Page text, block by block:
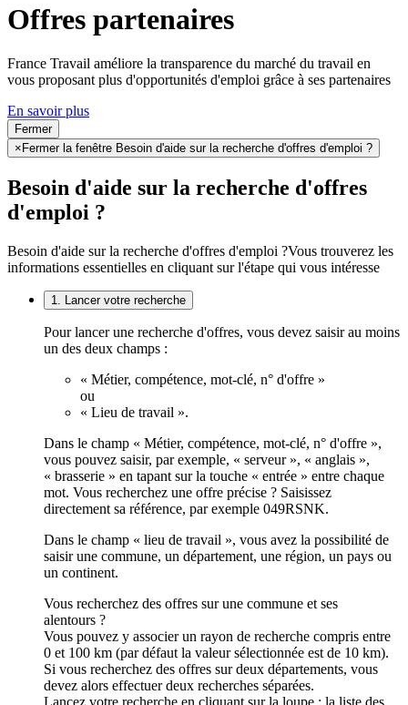
Offres partenaires
France Travail améliore la transparence du marché du travail en
vous proposant plus d'opportunités d'emploi grâce à ses partenaires
En savoir plus
Fermer
× Fermer la fenêtre Besoin d'aide sur la recherche d'offres d'emploi ?
Besoin d'aide sur la recherche d'offres
d'emploi ?
Besoin d'aide sur la recherche d'offres d'emploi ?Vous trouverez les
informations essentielles en cliquant sur l'étape qui vous intéresse
1. Lancer votre recherche
Pour lancer une recherche d'offres, vous devez saisir au moins
un des deux champs :
« Métier, compétence, mot-clé, n° d'offre »
ou
« Lieu de travail ».
Dans le champ « Métier, compétence, mot-clé, n° d'offre »,
vous pouvez saisir, par exemple, « serveur », « anglais »,
« brasserie » en tapant sur la touche « entrée » entre chaque
mot. Vous recherchez une offre précise ? Saisissez
directement sa référence, par exemple 049RSNK.
Dans le champ « lieu de travail », vous avez la possibilité de
saisir une commune, un département, une région, un pays ou
un continent.
Vous recherchez des offres sur une commune et ses
alentours ?
Vous pouvez y associer un rayon de recherche compris entre
0 et 100 km (par défaut la valeur sélectionnée est de 10 km).
Si vous recherchez des offres sur deux départements, vous
devez alors effectuer deux recherches séparées.